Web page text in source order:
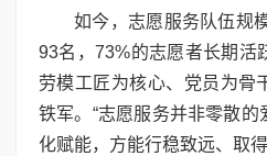
如今，志愿服务队伍规
93名，73%的志愿者长期活
劳模工匠为核心、党员为骨
铁军。“志愿服务并非零散
化赋能，方能行稳致远、取